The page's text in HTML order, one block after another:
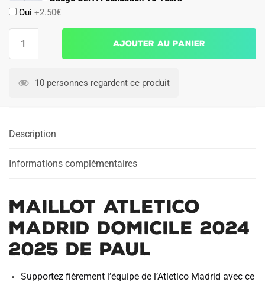
Oui +2.50€
Atletico
2025
Paul
Ajouter au panier
10 personnes regardent ce produit
Description
Informations complémentaires
Maillot Atletico
Madrid Domicile 2024
2025 De Paul
Supportez fièrement l’équipe de l’Atletico Madrid avec ce